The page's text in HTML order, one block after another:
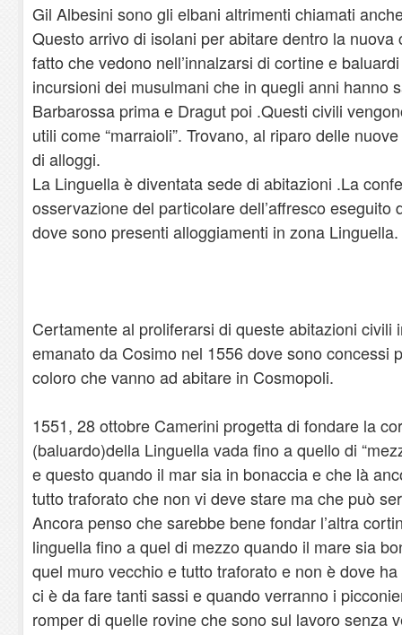
Gil Albesini sono gli elbani altrimenti chiamati
Questo arrivo di isolani per abitare dentro la
fatto che vedono nell’innalzarsi di cortine e
incursioni dei musulmani che in quegli anni hanno
Barbarossa prima e Dragut poi .Questi civili
utili come “marraioli”. Trovano, al riparo delle
di alloggi.
La Linguella è diventata sede di abitazioni .La
osservazione del particolare dell’affresco eseguito
dove sono presenti alloggiamenti in zona Linguella.
Certamente al proliferarsi di queste abitazioni civili
emanato da Cosimo nel 1556 dove sono concessi
coloro che vanno ad abitare in Cosmopoli.
1551, 28 ottobre Camerini progetta di fondare la
(baluardo)della Linguella vada fino a quello di
e questo quando il mar sia in bonaccia e che là
tutto traforato che non vi deve stare ma che può
Ancora penso che sarebbe bene fondar l’altra
linguella fino a quel di mezzo quando il mare sia
quel muro vecchio e tutto traforato e non è dove
ci è da fare tanti sassi e quando verranno i
romper di quelle rovine che sono sul lavoro senza